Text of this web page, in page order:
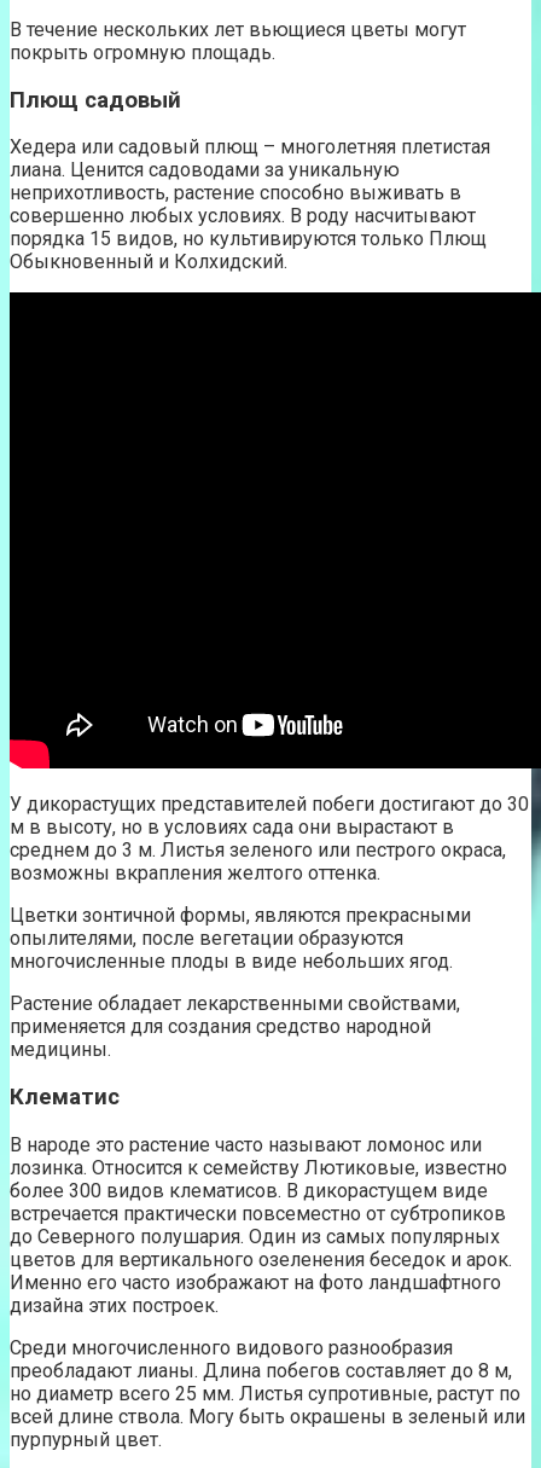
В течение нескольких лет вьющиеся цветы могут
покрыть огромную площадь.
Плющ садовый
Хедера или садовый плющ – многолетняя плетистая
лиана. Ценится садоводами за уникальную
неприхотливость, растение способно выживать в
совершенно любых условиях. В роду насчитывают
порядка 15 видов, но культивируются только Плющ
Обыкновенный и Колхидский.
У дикорастущих представителей побеги достигают до 30
м в высоту, но в условиях сада они вырастают в
среднем до 3 м. Листья зеленого или пестрого окраса,
возможны вкрапления желтого оттенка.
Цветки зонтичной формы, являются прекрасными
опылителями, после вегетации образуются
многочисленные плоды в виде небольших ягод.
Растение обладает лекарственными свойствами,
применяется для создания средство народной
медицины.
Клематис
В народе это растение часто называют ломонос или
лозинка. Относится к семейству Лютиковые, известно
более 300 видов клематисов. В дикорастущем виде
встречается практически повсеместно от субтропиков
до Северного полушария. Один из самых популярных
цветов для вертикального озеленения беседок и арок.
Именно его часто изображают на фото ландшафтного
дизайна этих построек.
Среди многочисленного видового разнообразия
преобладают лианы. Длина побегов составляет до 8 м,
но диаметр всего 25 мм. Листья супротивные, растут по
всей длине ствола. Могу быть окрашены в зеленый или
пурпурный цвет.